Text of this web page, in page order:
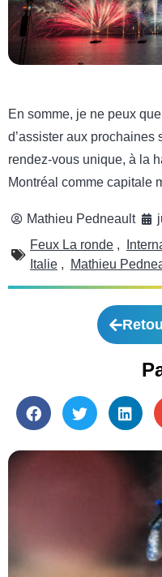
En somme, je ne peux
d’assister aux prochaines
rendez-vous unique, à la
Montréal comme capitale
Mathieu Pedneault
Feux La ronde ,
Italie , Mathieu